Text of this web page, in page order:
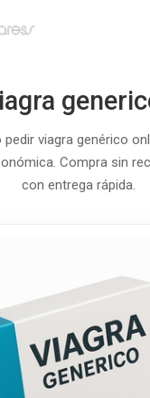
viagra genérico
Compra sin
con entrega rápida.